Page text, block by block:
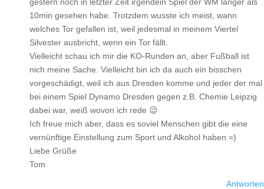
10min gesehen habe. Trotzdem wusste ich meist, wann
welches Tor gefallen ist, weil jedesmal in meinem Viertel
Silvester ausbricht, wenn ein Tor fällt.
Vielleicht schau ich mir die KO-Runden an, aber Fußball ist
nich meine Sache. Vielleicht bin ich da auch ein bisschen
vorgeschädigt, weil ich aus Dresden komme und jeder der mal
bei einem Spiel Dynamo Dresden gegen z.B. Chemie Leipzig
dabei war, weiß wovon ich rede 😉
Ich freue mich aber, dass es soviel Menschen gibt die eine
vernünftige Einstellung zum Sport und Alkohol haben =)
Liebe Grüße
Tom
Antworten